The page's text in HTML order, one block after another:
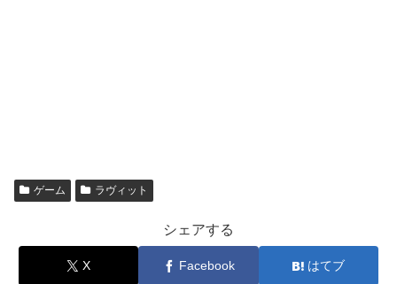
ゲーム ラヴィット
シェアする
X Facebook はてブ